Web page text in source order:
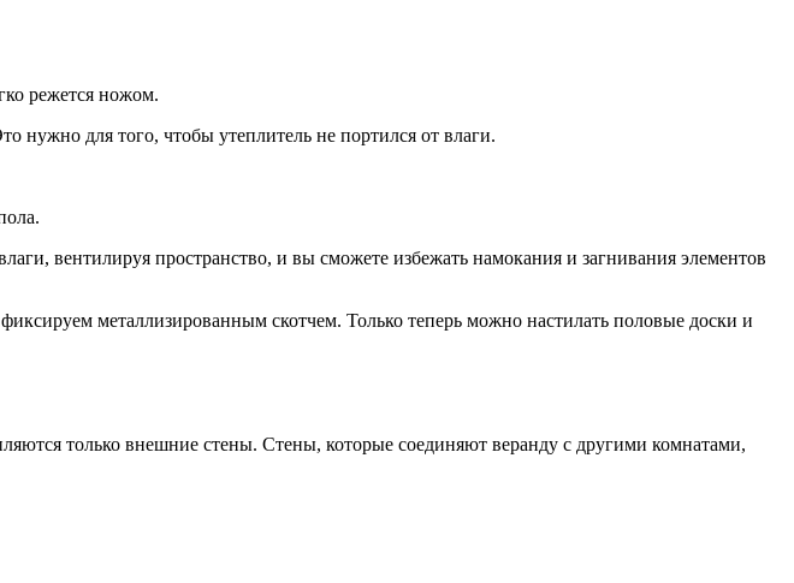
режется ножом.
нужно для того, чтобы утеплитель не портился от влаги.
вентилируя пространство, и вы сможете избежать намокания и загнивания элементов
металлизированным скотчем. Только теперь можно настилать половые доски и
только внешние стены. Стены, которые соединяют веранду с другими комнатами,